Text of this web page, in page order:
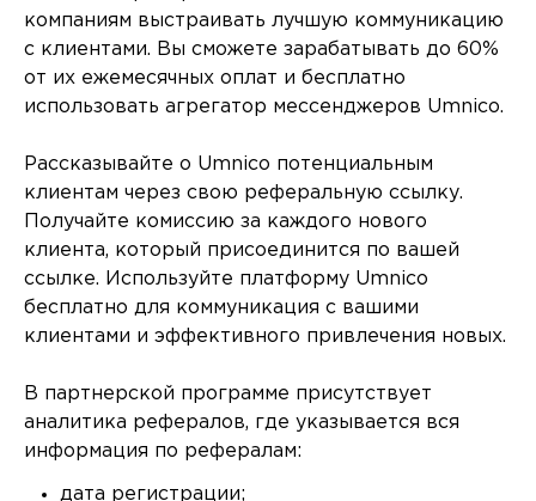
компаниям выстраивать лучшую коммуникацию
с клиентами. Вы сможете зарабатывать до 60%
от их ежемесячных оплат и бесплатно
использовать агрегатор мессенджеров Umnico.
Рассказывайте о Umnico потенциальным
клиентам через свою реферальную ссылку.
Получайте комиссию за каждого нового
клиента, который присоединится по вашей
ссылке. Используйте платформу Umnico
бесплатно для коммуникация с вашими
клиентами и эффективного привлечения новых.
В партнерской программе присутствует
аналитика рефералов, где указывается вся
информация по рефералам:
дата регистрации;